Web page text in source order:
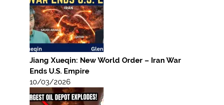
Jiang Xueqin: New World Order – Iran War
Ends U.S. Empire
10/03/2026